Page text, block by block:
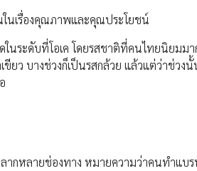
นเรื่องคุณภาพและคุณประโยชน์
นระดับที่โอเค โดยรสชาติที่คนไทยนิยม
ขียว บางช่วงก็เป็นรสกล้วย แล้วแต่ว่าช่
ลากหลายช่องทาง หมายความว่าคนทำแ